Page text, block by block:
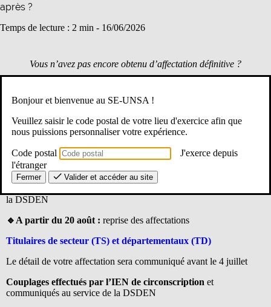
après ?
Temps de lecture : 2 min - 16/06/2026
Vous n’avez pas encore obtenu d’affectation définitive ?
Affectations provisoires – calendrier
Pour les collègues restant à nommer, les affectations à titre
provisoire se dérouleront selon le calendrier suivant :
🔹Fin juin :début des nominations après traitement initial des
recours (affectation provisoire)
la DSDEN
🔹A partir du 20 août : reprise des affectations
Titulaires de secteur (TS) et départementaux (TD)
Le détail de votre affectation sera communiqué avant le 4 juillet
Couplages effectués par l’IEN de circonscription et
communiqués au service de la DSDEN
Bonjour et bienvenue au SE-UNSA !
Veuillez saisir le code postal de votre lieu d'exercice afin que
nous puissions personnaliser votre expérience.
Code postal
J'exerce depuis
l'étranger
Fermer Valider et accéder au site